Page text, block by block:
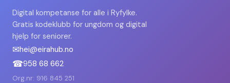
Digital kompetanse for alle i Ryfylke.
Gratis kodeklubb for ungdom og digital
hjelp for seniorer.
✉hei@eirahub.no
☎958 68 662
Org.nr: 916 845 251